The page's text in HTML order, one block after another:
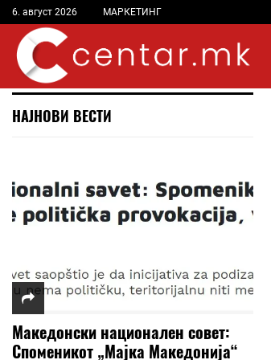
6. август 2026 МАРКЕТИНГ
НАЈНОВИ ВЕСТИ
Македонски национален совет:
Споменикот „Мајка Македонија“